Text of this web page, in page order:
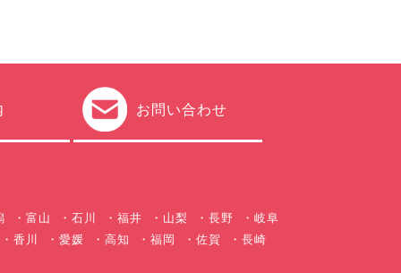
お問い合わせ
富山 石川 福井 山梨 長野
岐阜
香川
愛媛 高知 福岡 佐賀 長崎